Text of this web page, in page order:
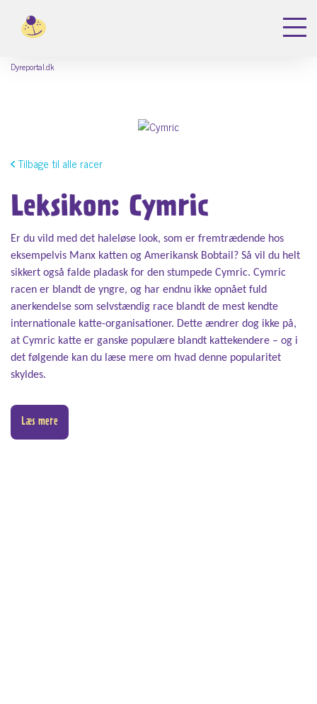
Dyreportal.dk
Tilbage til alle racer
Leksikon: Cymric
Er du vild med det haleløse look, som er fremtrædende hos
eksempelvis Manx katten og Amerikansk Bobtail? Så vil du helt
sikkert også falde pladask for den stumpede Cymric. Cymric
racen er blandt de yngre, og har endnu ikke opnået fuld
anerkendelse som selvstændig race blandt de mest kendte
internationale katte-organisationer. Dette ændrer dog ikke på,
at Cymric katte er ganske populære blandt kattekendere – og i
det følgende kan du læse mere om hvad denne popularitet
skyldes.
Læs mere